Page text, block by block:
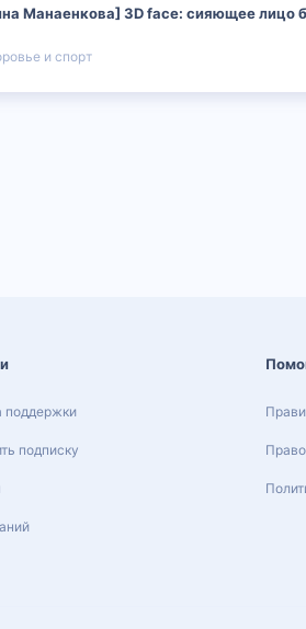
Манаенкова] 3D face: сияющее лицо
и спорт
подписку